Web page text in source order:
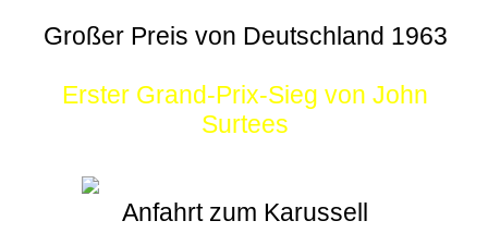
Großer Preis von Deutschland 1963
Erster Grand-Prix-Sieg von John
Surtees
Anfahrt zum Karussell